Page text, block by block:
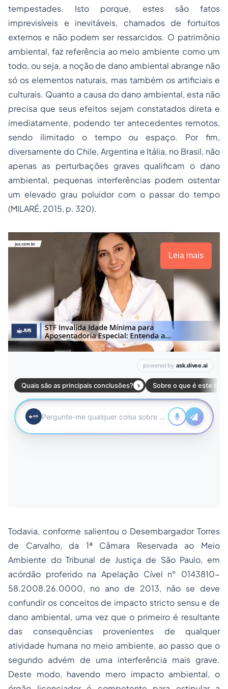
tempestades. Isto porque, estes são fatos
imprevisíveis e inevitáveis, chamados de fortuitos
externos e não podem ser ressarcidos. O patrimônio
ambiental, faz referência ao meio ambiente como um
todo, ou seja, a noção de dano ambiental abrange não
só os elementos naturais, mas também os artificiais e
culturais. Quanto a causa do dano ambiental, esta não
precisa que seus efeitos sejam constatados direta e
imediatamente, podendo ter antecedentes remotos,
sendo ilimitado o tempo ou espaço. Por fim,
diversamente do Chile, Argentina e Itália, no Brasil, não
apenas as perturbações graves qualificam o dano
ambiental, pequenas interferências podem ostentar
um elevado grau poluidor com o passar do tempo
(MILARÉ, 2015, p. 320).
Leia mais
Todavia, conforme salientou o Desembargador Torres
de Carvalho, da 1ª Câmara Reservada ao Meio
Ambiente do Tribunal de Justiça de São Paulo, em
acórdão proferido na Apelação Cível n° 0143810-
58.2008.26.0000, no ano de 2013, não se deve
confundir os conceitos de impacto stricto sensu e de
dano ambiental, uma vez que o primeiro é resultante
das consequências provenientes de qualquer
atividade humana no meio ambiente, ao passo que o
segundo advém de uma interferência mais grave.
Deste modo, havendo mero impacto ambiental, o